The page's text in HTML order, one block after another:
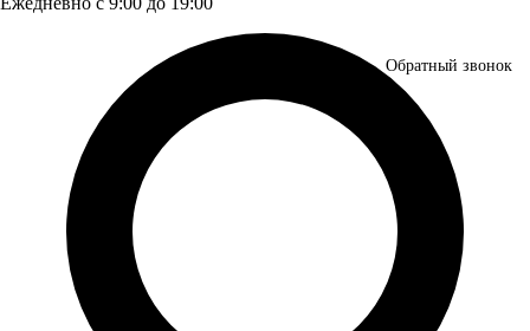
Обратный звонок